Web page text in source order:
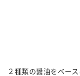
キャンペーン情報
２種類の醤油をベー